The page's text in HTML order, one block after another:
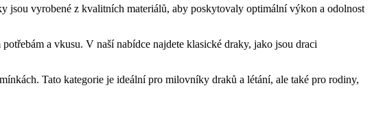
jsou vyrobené z kvalitních materiálů, aby poskytovaly optimální výkon a odolnost
a vkusu. V naší nabídce najdete klasické draky, jako jsou draci
Tato kategorie je ideální pro milovníky draků a létání, ale také pro rodiny,